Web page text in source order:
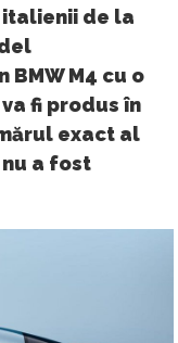
de la
M4 cu o
fi produs în
exact al
a fost